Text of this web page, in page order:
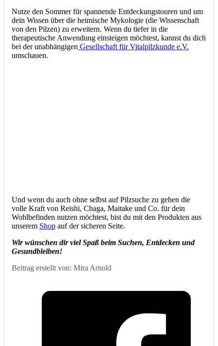
Nutze den Sommer für spannende Entdeckungstouren und um
dein Wissen über die heimische Mykologie (die Wissenschaft
von den Pilzen) zu erweitern. Wenn du tiefer in die
therapeutische Anwendung einsteigen möchtest, kannst du dich
bei der unabhängigen Gesellschaft für Vitalpilzkunde e.V.
umschauen.
Und wenn du auch ohne selbst auf Pilzsuche zu gehen die
volle Kraft von Reishi, Chaga, Maitake und Co. für dein
Wohlbefinden nutzen möchtest, bist du mit den Produkten aus
unserem Shop auf der sicheren Seite.
Wir wünschen dir viel Spaß beim Suchen, Entdecken und
Gesundbleiben!
Beitrag erstellt von: Mira Arnold